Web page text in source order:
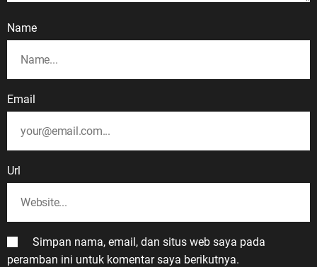
Name
Email
Url
Simpan nama, email, dan situs web saya pada
peramban ini untuk komentar saya berikutnya.